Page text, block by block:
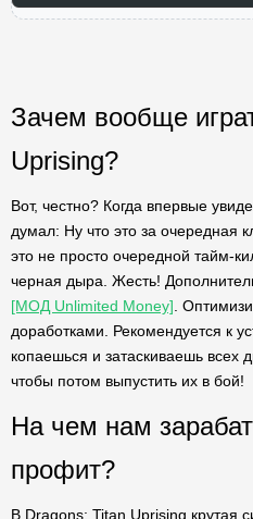
Зачем вообще
Uprising?
Вот, честно? Когда впервые
думал: Ну что это за очередная
это не просто очередной тайм-
черная дыра. Жесть!
[МОД Unlimited Money] .
доработками. Рекомендуется к
копаешься и затаскиваешь всех
чтобы потом выпустить их в бой!
На чем нам
профит?
В Dragons: Titan Uprising крутая